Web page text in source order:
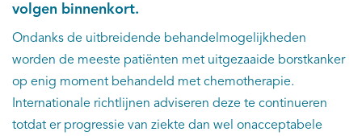
volgen binnenkort.
Ondanks de uitbreidende behandelmogelijkheden
worden de meeste patiënten met uitgezaaide borstkanker
op enig moment behandeld met chemotherapie.
Internationale richtlijnen adviseren deze te continueren
totdat er progressie van ziekte dan wel onacceptabele